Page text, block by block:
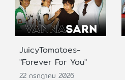
JuicyTomatoes-
"Forever For You"
22 กรกฎาคม 2026